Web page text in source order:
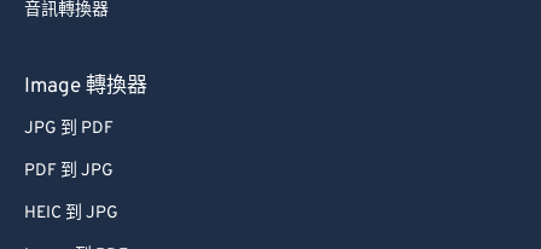
音訊轉換器
Image 轉換器
JPG 到 PDF
PDF 到 JPG
HEIC 到 JPG